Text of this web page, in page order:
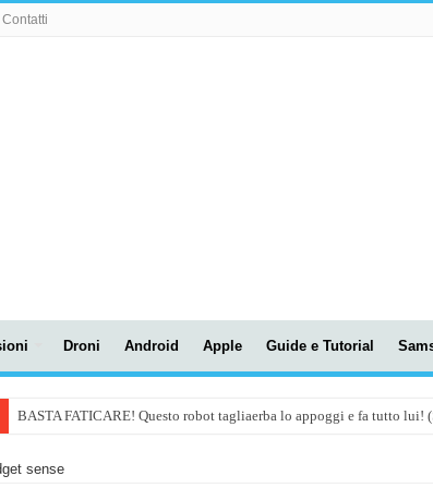
Contatti
Droni Android Apple Guide e Tutorial
BASTA FATICARE! Questo robot tagliaerba lo appoggi e fa tutto lui!
sense